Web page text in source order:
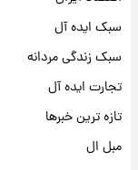
سبک ایده آل
سبک زندگی مردانه
تجارت ایده آل
تازه ترین خبرها
مبل ال